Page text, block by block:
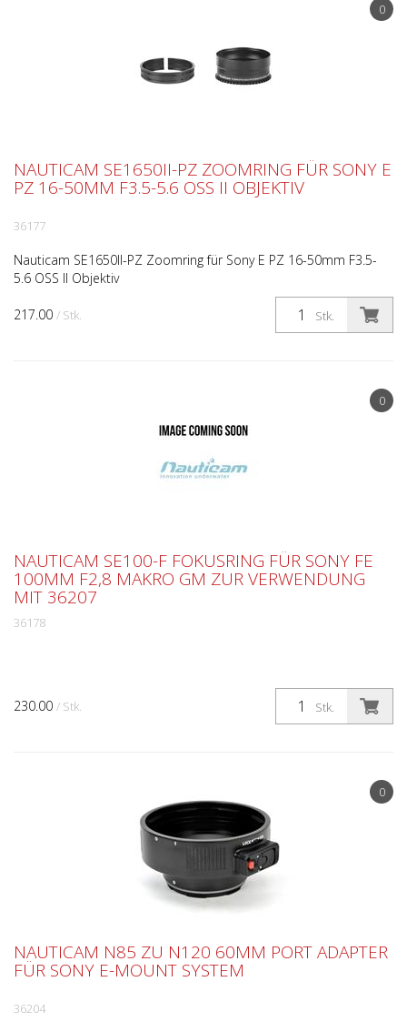
0
217.00 / Stk. Stk.
NAUTICAM SE1650II-PZ ZOOMRING FÜR SONY E
PZ 16-50MM F3.5-5.6 OSS II OBJEKTIV
36177
Nauticam SE1650II-PZ Zoomring für Sony E PZ 16-50mm F3.5-
5.6 OSS II Objektiv
0
230.00 / Stk. Stk.
NAUTICAM SE100-F FOKUSRING FÜR SONY FE
100MM F2,8 MAKRO GM ZUR VERWENDUNG
MIT 36207
36178
0
NAUTICAM N85 ZU N120 60MM PORT ADAPTER
FÜR SONY E-MOUNT SYSTEM
36204